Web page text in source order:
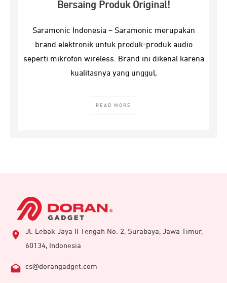
Bersaing Produk Original!
Saramonic Indonesia – Saramonic merupakan
brand elektronik untuk produk-produk audio
seperti mikrofon wireless. Brand ini dikenal karena
kualitasnya yang unggul,
READ MORE
Jl. Lebak Jaya II Tengah No. 2, Surabaya, Jawa Timur,
60134, Indonesia
cs@dorangadget.com